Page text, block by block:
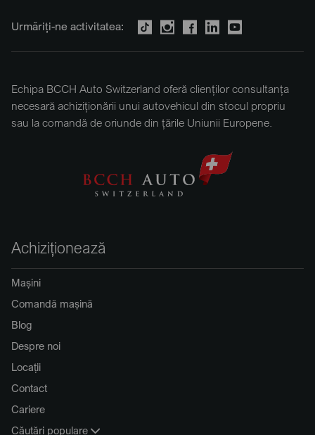
Urmăriți-ne activitatea:
Echipa BCCH Auto Switzerland oferă clienților consultanța
necesară achiziționării unui autovehicul din stocul propriu
sau la comandă de oriunde din țările Uniunii Europene.
Achiziționează
Mașini
Comandă mașină
Blog
Despre noi
Locații
Contact
Cariere
Căutări populare